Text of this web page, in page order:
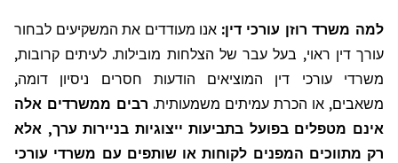
למה משרד רוזן עורכי דין: אנו מעודדים את המשקיעים לבחור
עורך דין ראוי, בעל עבר של הצלחות מובילות. לעיתים קרובות,
משרדי עורכי דין המוציאים הודעות חסרים ניסיון דומה,
משאבים, או הכרת עמיתים משמעותית. רבים ממשרדים אלה
אינם מטפלים בפועל בתביעות ייצוגיות בניירות ערך, אלא
רק מתווכים המפנים לקוחות או שותפים עם משרדי עורכי